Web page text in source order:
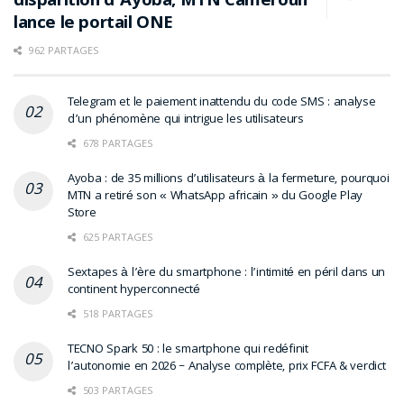
la CDEC : la réforme discrète qui peut changer
la vie des abonnés
Money : vraie révolution… ou un coup de force
stratégique ?
pour racheter IHS et redessiner l’architecture
télécom en Afrique et au Cameroun
Mobile Money en Afrique : ACS lance un procès
Paiement en ligne au Cameroun : comment
Orange Money, MTN MoMo et UBA redessinent
Orange Money vs MTN MoMo : la bataille des
cartes virtuelles en Afrique francophone
lance le portail ONE
962 PARTAGES
Telegram et le paiement inattendu du code SMS : analyse
d’un phénomène qui intrigue les utilisateurs
678 PARTAGES
Ayoba : de 35 millions d’utilisateurs à la fermeture, pourquoi
MTN a retiré son « WhatsApp africain » du Google Play
Store
625 PARTAGES
Sextapes à l’ère du smartphone : l’intimité en péril dans un
continent hyperconnecté
518 PARTAGES
TECNO Spark 50 : le smartphone qui redéfinit
l’autonomie en 2026 – Analyse complète, prix FCFA & verdict
503 PARTAGES